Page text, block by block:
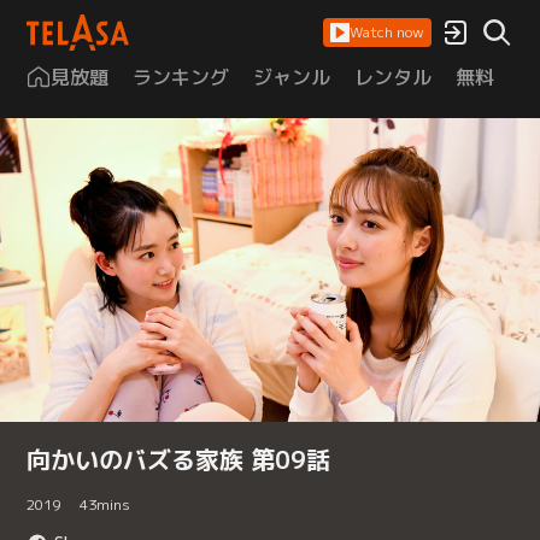
Watch now
見放題 ランキング ジャンル レンタル 無料
向かいのバズる家族 第09話
2019 43mins